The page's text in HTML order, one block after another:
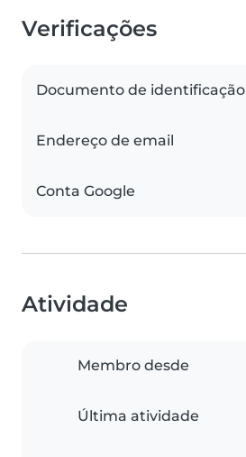
Verificações
Documento de identificação
Endereço de email
Conta Google
Atividade
Membro desde
Última atividade